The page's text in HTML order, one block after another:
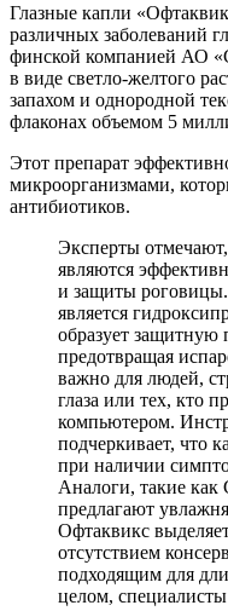
Глазные капли
различных заболеваний
финской компанией АО
в виде светло-желтого
запахом и однородной
флаконах объемом 5
Этот препарат
микроорганизмами,
антибиотиков.
Эксперты
являются
и защиты
является
образует защитную
предотвращая
важно для людей,
глаза или тех, кто
компьютером.
подчеркивает, что
при наличии
Аналоги, такие
предлагают
Офтаквикс
отсутствием
подходящим для
целом,